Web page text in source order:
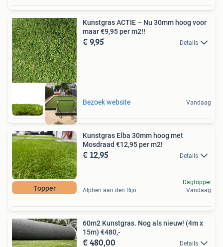
Kunstgras ACTIE – Nu 30mm hoog voor
maar €9,95 per m2!!
€ 9,95 Details
Bezoek website Vandaag
Topper
Kunstgras Elba 30mm hoog met
Mosdraad €12,95 per m2!
€ 12,95 Details
Alphen aan den Rijn
Dagtopper
Vandaag
60m2 Kunstgras. Nog als nieuw! (4m x
15m) €480,-
€ 480,00 Details